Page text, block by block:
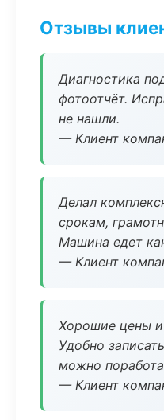
Отзывы
Диагностика
фотоотчёт.
не нашли.
— Клиент
Делал
срокам,
Машина едет
— Клиент
Хорошие цены
Удобно
можно
— Клиент